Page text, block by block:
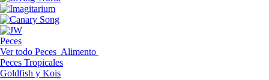
Peces
Ver todo Peces Alimento
Peces Tropicales
Goldfish y Kois